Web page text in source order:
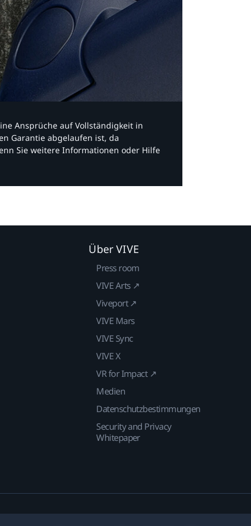
Ansprüche auf Vollständigkeit in
Garantie abgelaufen ist, da
Sie weitere Informationen oder Hilfe
Über VIVE
Press room
VIVE Arts ↗
Viveport ↗
VIVE Mars
VIVE Sync
VIVE X
VR for Impact ↗
Medien
Datenschutzbestimmungen
Security and Privacy
Whitepaper